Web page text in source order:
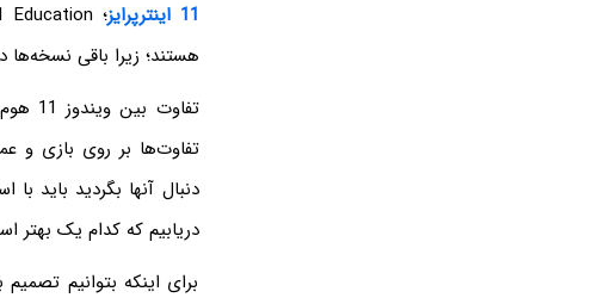
11 اینترپرایز
هستند؛ زیرا باقی
تفاوت‌ها بر روی بازی و
دریابیم که کدام یک بهتر
برای اینکه بتوانیم